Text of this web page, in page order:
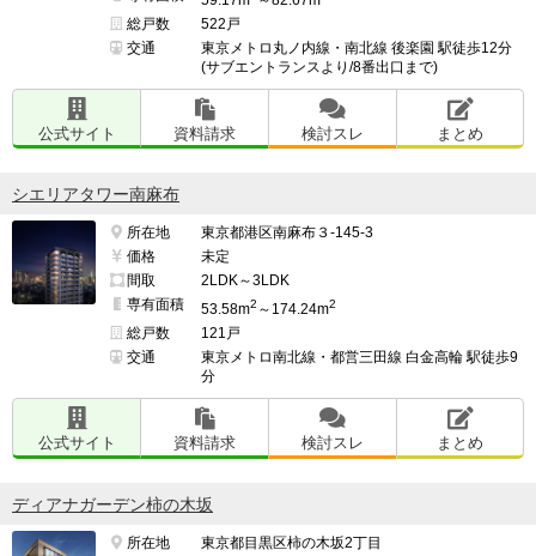
総戸数
522戸
交通
東京メトロ丸ノ内線・南北線 後楽園 駅徒歩12分
(サブエントランスより/8番出口まで)
公式サイト 資料請求 検討スレ まとめ
シエリアタワー南麻布
所在地
東京都港区南麻布３-145-3
価格
未定
間取
2LDK～3LDK
専有面積
53.58m2 ～174.24m2
総戸数
121戸
交通
東京メトロ南北線・都営三田線 白金高輪 駅徒歩9
分
公式サイト 資料請求 検討スレ まとめ
ディアナガーデン柿の木坂
所在地
東京都目黒区柿の木坂2丁目